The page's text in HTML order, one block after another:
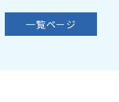
一覧ページ